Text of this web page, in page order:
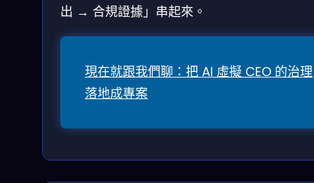
出 → 合規證據」串起來。
現在就跟我們聊：把 AI 虛擬 CEO 的治理
落地成專案